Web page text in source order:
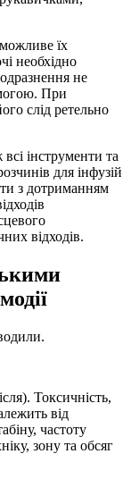
їх
необхідно
не
При
слід ретельно
інструменти та
для інфузій
з дотриманням
відходів.
Токсичність,
від
частоту
зону та обсяг